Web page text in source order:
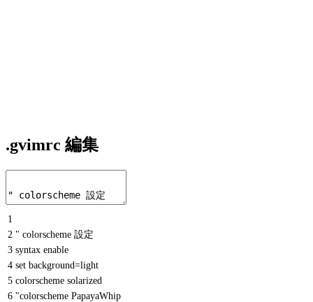
.gvimrc 編集
1
2
3
4
5
6
" colorscheme 設定
syntax enable
set background=light
colorscheme solarized
"colorscheme PapayaWhip